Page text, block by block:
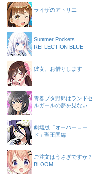
ライザのアトリエ
Summer Pockets
REFLECTION BLUE
彼女、お借りします
青春ブタ野郎はランドセ
ルガールの夢を見ない
劇場版「オーバーロー
ド」聖王国編
ご注文はうさぎですか？
BLOOM